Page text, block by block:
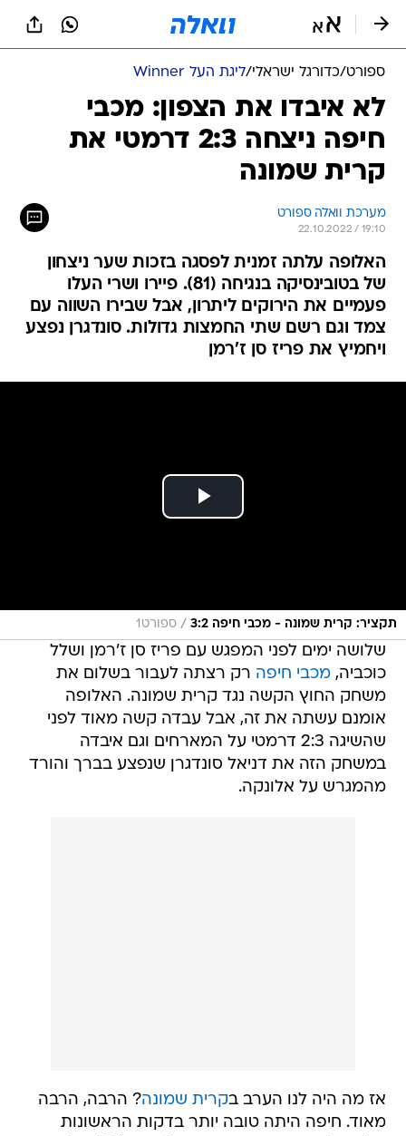
ספורט/כדורגל ישראלי/ליגת העל Winner
לא איבדו את הצפון: מכבי
חיפה ניצחה 2:3 דרמטי את
קרית שמונה
מערכת וואלה ספורט
22.10.2022 / 19:10
האלופה עלתה זמנית לפסגה בזכות שער ניצחון
של בטובינסיקה בנגיחה (81). פיירו ושרי העלו
פעמיים את הירוקים ליתרון, אבל שבירו השווה עם
צמד וגם רשם שתי החמצות גדולות. סונדגרן נפצע
ויחמיץ את פריז סן ז'רמן
תקציר: קרית שמונה - מכבי חיפה 3:2 / ספורט1
שלושה ימים לפני המפגש עם פריז סן ז'רמן ושלל
כוכביה,מכבי חיפה רק רצתה לעבור בשלום את
משחק החוץ הקשה נגד קרית שמונה. האלופה
אומנם עשתה את זה, אבל עבדה קשה מאוד לפני
שהשיגה 2:3 דרמטי על המארחים וגם איבדה
במשחק הזה את דניאל סונדגרן שנפצע בברך והורד
מהמגרש על אלונקה.
אז מה היה לנו הערב בקרית שמונה? הרבה, הרבה
מאוד. חיפה היתה טובה יותר בדקות הראשונות